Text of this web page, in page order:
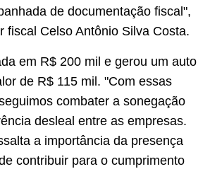
de documentação fiscal",
fiscal Celso Antônio Silva Costa.
em R$ 200 mil e gerou um auto
de R$ 115 mil. "Com essas
combater a sonegação
desleal entre as empresas.
a importância da presença
contribuir para o cumprimento